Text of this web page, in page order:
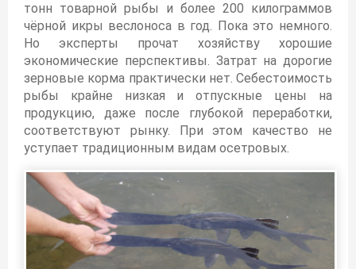
тонн товарной рыбы и более 200 килограммов
чёрной икры веслоноса в год. Пока это немного.
Но эксперты прочат хозяйству хорошие
экономические перспективы. Затрат на дорогие
зерновые корма практически нет. Себестоимость
рыбы крайне низкая и отпускные цены на
продукцию, даже после глубокой переработки,
соответствуют рынку. При этом качество не
уступает традиционным видам осетровых.